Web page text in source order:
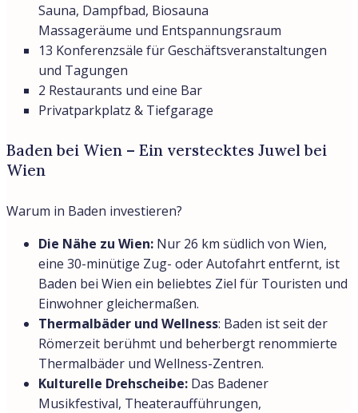
Sauna, Dampfbad, Biosauna
Massageräume und Entspannungsraum
13 Konferenzsäle für Geschäftsveranstaltungen
und Tagungen
2 Restaurants und eine Bar
Privatparkplatz & Tiefgarage
Baden bei Wien – Ein verstecktes Juwel bei
Wien
Warum in Baden investieren?
Die Nähe zu Wien: Nur 26 km südlich von Wien,
eine 30-minütige Zug- oder Autofahrt entfernt, ist
Baden bei Wien ein beliebtes Ziel für Touristen und
Einwohner gleichermaßen.
Thermalbäder und Wellness: Baden ist seit der
Römerzeit berühmt und beherbergt renommierte
Thermalbäder und Wellness-Zentren.
Kulturelle Drehscheibe: Das Badener
Musikfestival, Theateraufführungen,